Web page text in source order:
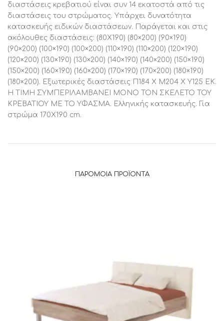
διαστάσεις κρεβατιού είναι συν 14 εκατοστά από τις
διαστάσεις του στρώματος. Υπάρχει δυνατότητα
κατασκευής ειδικών διαστάσεων. Παράγεται και στις
ακόλουθες διαστάσεις: (80X190) (80×200) (90×190)
(90×200) (100×190) (100×200) (110×190) (110×200) (120×190)
(120×200) (130×190) (130×200) (140×190) (140×200) (150×190)
(150×200) (160×190) (160×200) (170×190) (170×200) (180×190)
(180×200). Εξωτερικές διαστάσεις Π184 Χ Μ204 Χ Υ125 ΕΚ.
Η ΤΙΜΗ ΣΥΜΠΕΡΙΛΑΜΒΑΝΕΙ ΜΟΝΟ ΤΟΝ ΣΚΕΛΕΤΟ ΤΟΥ
ΚΡΕΒΑΤΙΟΥ ΜΕ ΤΟ ΥΦΑΣΜΑ. Ελληνικής κατασκευής. Για
στρώμα 170Χ190 cm.
ΠΑΡΌΜΟΙΑ ΠΡΟΪΌΝΤΑ